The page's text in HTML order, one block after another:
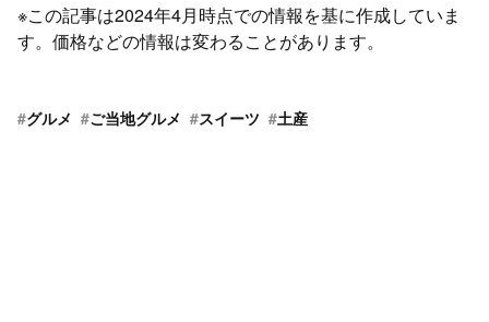
※この記事は2024年4月時点での情報を基に作成していま
す。価格などの情報は変わることがあります。
#グルメ #ご当地グルメ #スイーツ #土産